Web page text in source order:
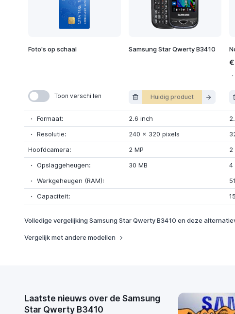
Foto's op schaal Samsung Star Qwerty B3410
Toon verschillen Huidig product
Formaat: 2.6 inch
Resolutie:
240 x 320 pixels
Hoofdcamera:
2 MP 2
Opslaggeheugen:
30 MB 4
Werkgeheugen (RAM):
Capaciteit:
Volledige vergelijking Samsung Star Qwerty B3410 en deze
Vergelijk met andere modellen
Laatste nieuws over de Samsung
Star Qwerty B3410